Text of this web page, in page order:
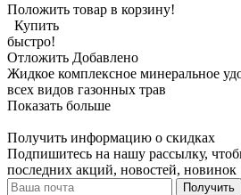
Положить товар в корзину!
Купить
быстро!
Отложить Добавлено
Жидкое комплексное минеральное
всех видов газонных трав
Показать больше
Получить информацию о скидках
Подпишитесь на нашу рассылку,
последних акций, новостей, новинок
Получить